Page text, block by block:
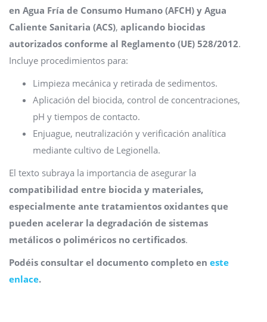
en Agua Fría de Consumo Humano (AFCH) y Agua
Caliente Sanitaria (ACS), aplicando biocidas
autorizados conforme al Reglamento (UE) 528/2012.
Incluye procedimientos para:
Limpieza mecánica y retirada de sedimentos.
Aplicación del biocida, control de concentraciones,
pH y tiempos de contacto.
Enjuague, neutralización y verificación analítica
mediante cultivo de Legionella.
El texto subraya la importancia de asegurar la
compatibilidad entre biocida y materiales,
especialmente ante tratamientos oxidantes que
pueden acelerar la degradación de sistemas
metálicos o poliméricos no certificados.
Podéis consultar el documento completo en este
enlace.